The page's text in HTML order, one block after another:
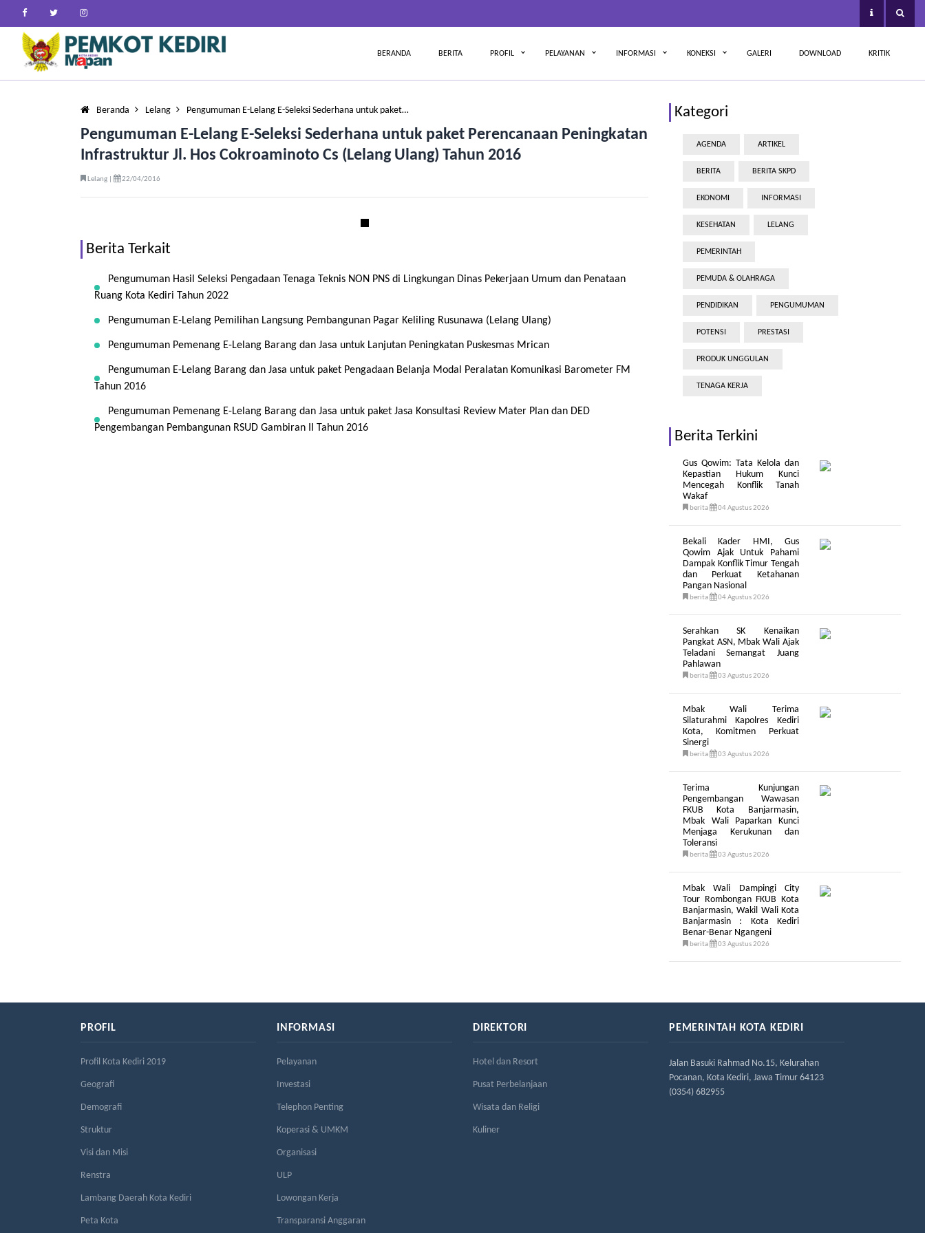
BERANDA BERITA PROFIL PELAYANAN INFORMASI KONEKSI GALERI DOWNLOAD KRITIK
Beranda Lelang Pengumuman E-Lelang E-Seleksi Sederhana untuk paket…
Pengumuman E-Lelang E-Seleksi Sederhana untuk paket Perencanaan Peningkatan
Infrastruktur Jl. Hos Cokroaminoto Cs (Lelang Ulang) Tahun 2016
Lelang | 22/04/2016
Berita Terkait
Pengumuman Hasil Seleksi Pengadaan Tenaga Teknis NON PNS di Lingkungan Dinas Pekerjaan Umum dan Penataan
Ruang Kota Kediri Tahun 2022
Pengumuman E-Lelang Pemilihan Langsung Pembangunan Pagar Keliling Rusunawa (Lelang Ulang)
Pengumuman Pemenang E-Lelang Barang dan Jasa untuk Lanjutan Peningkatan Puskesmas Mrican
Pengumuman E-Lelang Barang dan Jasa untuk paket Pengadaan Belanja Modal Peralatan Komunikasi Barometer FM
Tahun 2016
Pengumuman Pemenang E-Lelang Barang dan Jasa untuk paket Jasa Konsultasi Review Mater Plan dan DED
Pengembangan Pembangunan RSUD Gambiran II Tahun 2016
Kategori
AGENDA ARTIKEL
BERITA BERITA SKPD
EKONOMI INFORMASI
KESEHATAN LELANG
PEMERINTAH
PEMUDA & OLAHRAGA
PENDIDIKAN PENGUMUMAN
POTENSI PRESTASI
PRODUK UNGGULAN
TENAGA KERJA
Berita Terkini
Gus Qowim: Tata Kelola dan
Kepastian Hukum Kunci
Mencegah Konflik Tanah
Wakaf
berita 04 Agustus 2026
Bekali Kader HMI, Gus
Qowim Ajak Untuk Pahami
Dampak Konflik Timur Tengah
dan Perkuat Ketahanan
Pangan Nasional
berita 04 Agustus 2026
Serahkan SK Kenaikan
Pangkat ASN, Mbak Wali Ajak
Teladani Semangat Juang
Pahlawan
berita 03 Agustus 2026
Mbak Wali Terima
Silaturahmi Kapolres Kediri
Kota, Komitmen Perkuat
Sinergi
berita 03 Agustus 2026
Terima Kunjungan
Pengembangan Wawasan
FKUB Kota Banjarmasin,
Mbak Wali Paparkan Kunci
Menjaga Kerukunan dan
Toleransi
berita 03 Agustus 2026
Mbak Wali Dampingi City
Tour Rombongan FKUB Kota
Banjarmasin, Wakil Wali Kota
Banjarmasin : Kota Kediri
Benar-Benar Ngangeni
berita 03 Agustus 2026
PROFIL
Profil Kota Kediri 2019
Geografi
Demografi
Struktur
Visi dan Misi
Renstra
Lambang Daerah Kota Kediri
Peta Kota
INFORMASI
Pelayanan
Investasi
Telephon Penting
Koperasi & UMKM
Organisasi
ULP
Lowongan Kerja
Transparansi Anggaran
DIREKTORI
Hotel dan Resort
Pusat Perbelanjaan
Wisata dan Religi
Kuliner
PEMERINTAH KOTA KEDIRI
Jalan Basuki Rahmad No.15, Kelurahan
Pocanan, Kota Kediri, Jawa Timur 64123
(0354) 682955